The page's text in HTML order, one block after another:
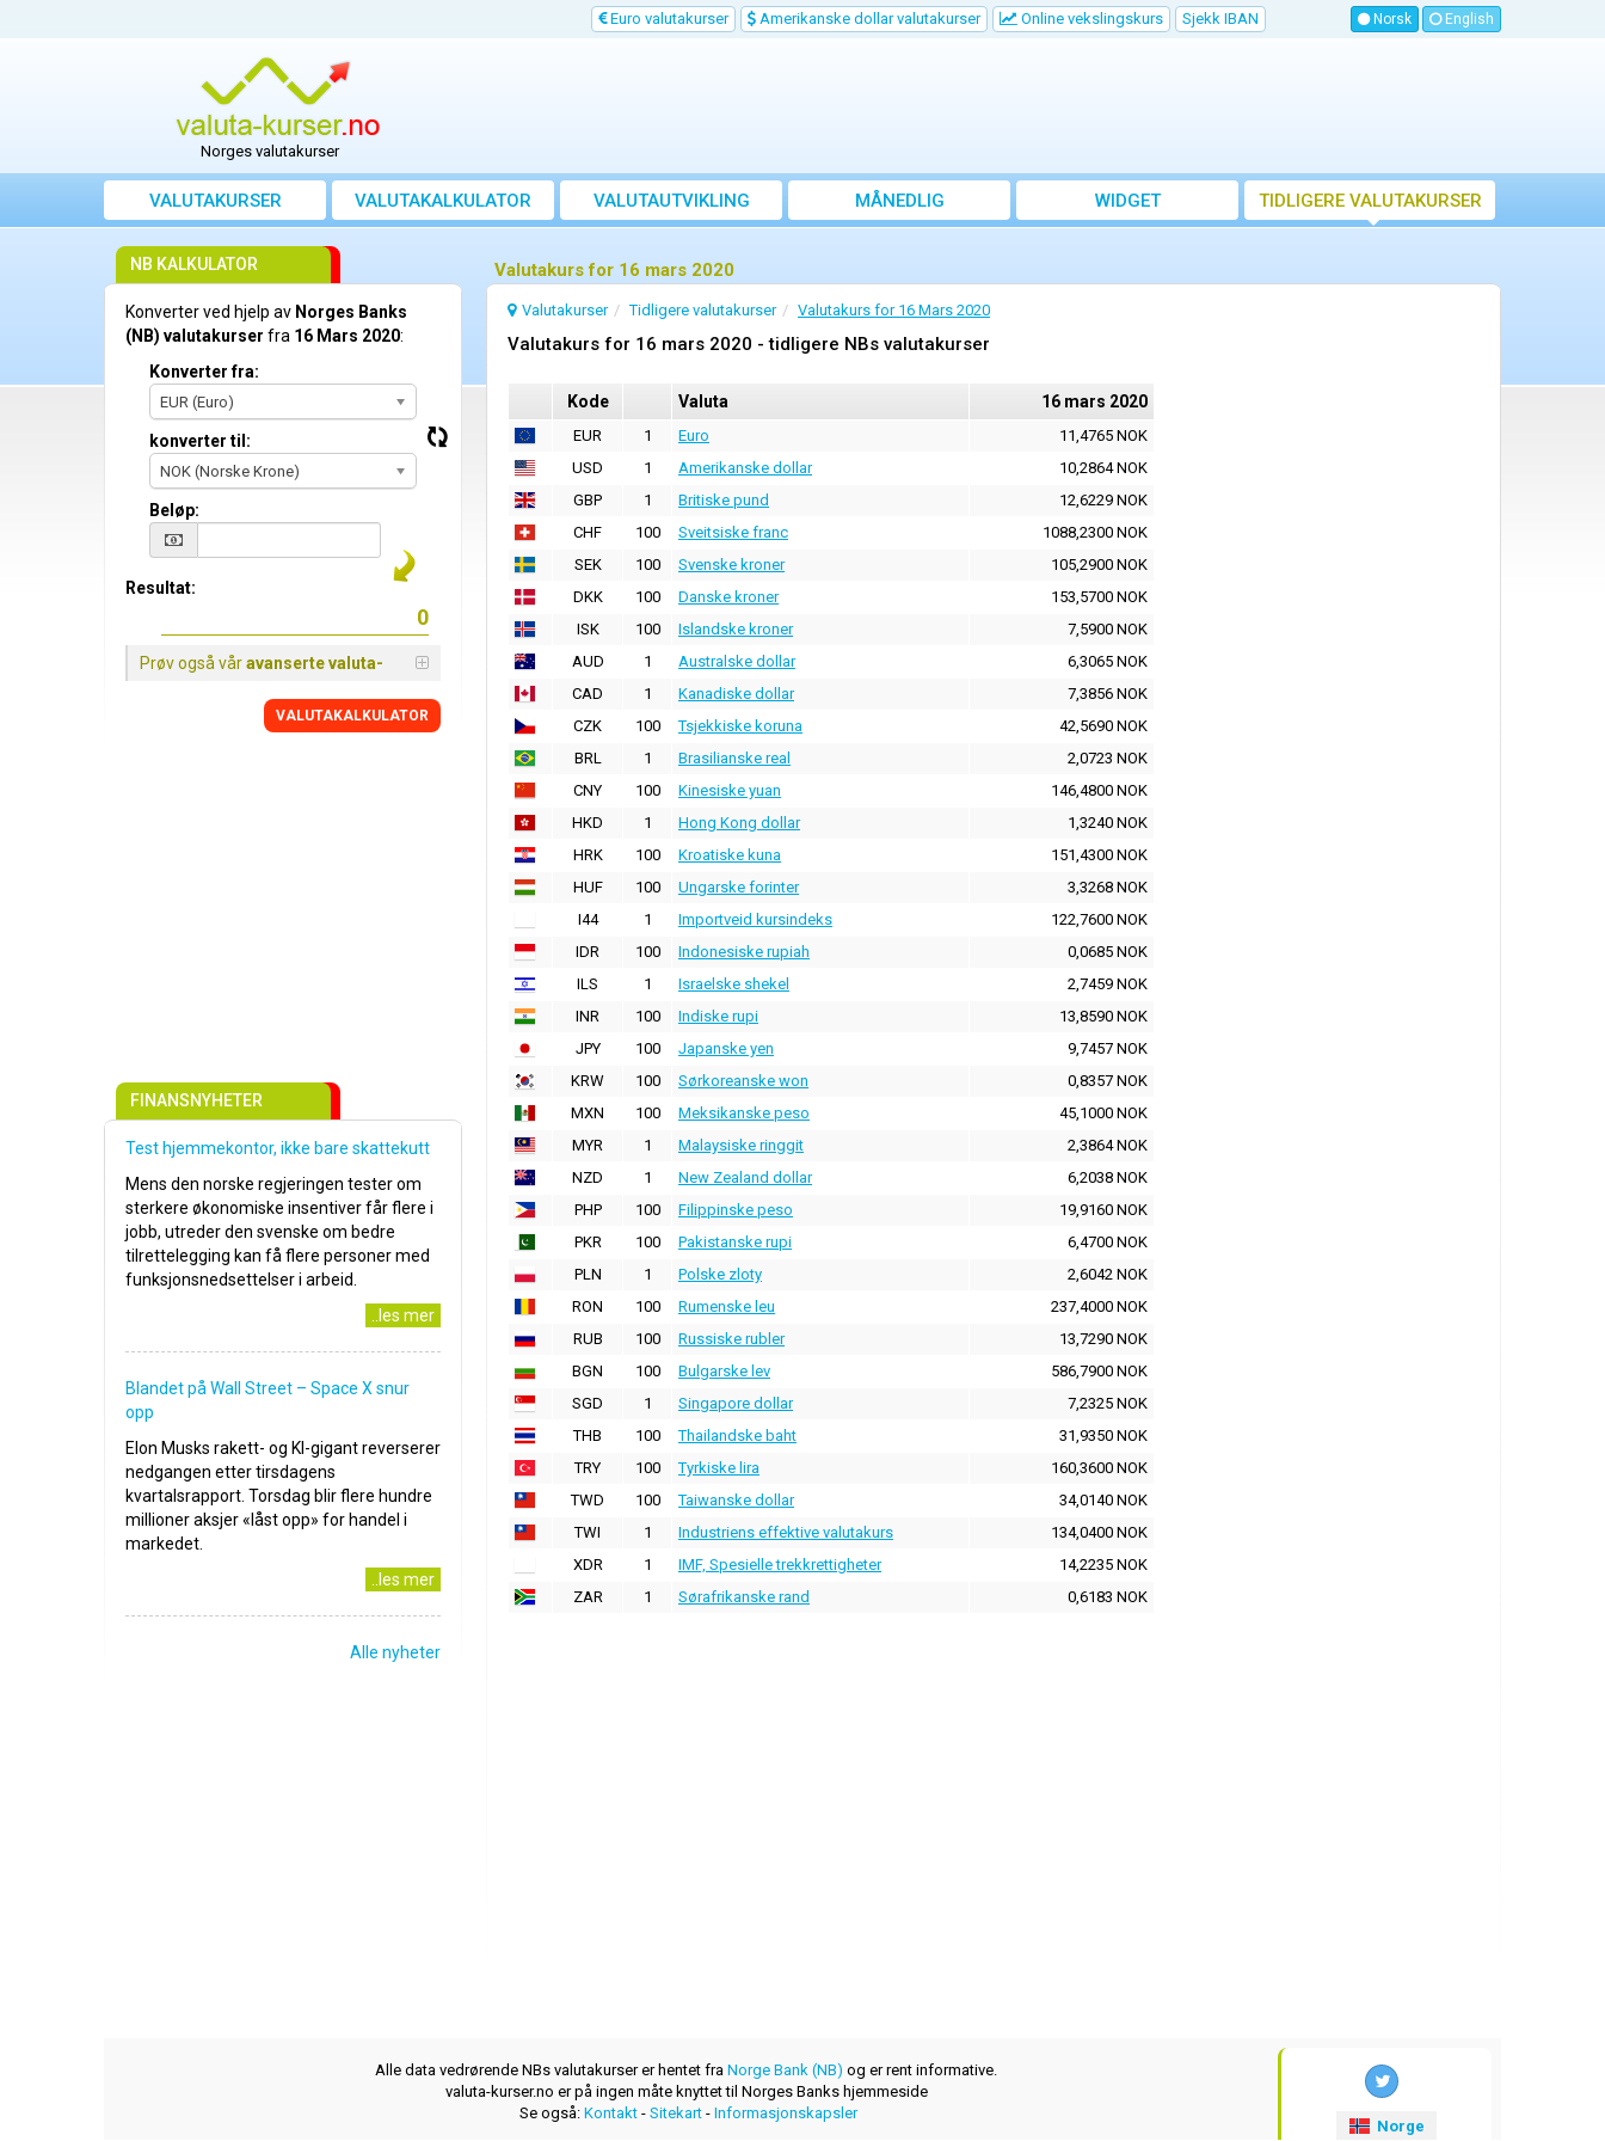
Euro valutakurser Amerikanske dollar valutakurser Online vekslingskurs Sjekk IBAN Norsk English
Norges valutakurser
VALUTAKURSER VALUTAKALKULATOR VALUTAUTVIKLING
MÅNEDLIG
GJENNOMSNITTSKURS
WIDGET TIDLIGERE VALUTAKURSER
Valutakurs for 16 mars 2020
Valutakurser Tidligere valutakurser Valutakurs for 16 Mars 2020
Valutakurs for 16 mars 2020 - tidligere NBs valutakurser
Kode Valuta 16 mars 2020
EUR 1 Euro
11,4765 NOK
USD
1 Amerikanske dollar
10,2864 NOK
GBP
1 Britiske pund
12,6229 NOK
CHF
100 Sveitsiske franc
1088,2300 NOK
SEK
100 Svenske kroner
105,2900 NOK
DKK
100 Danske kroner
153,5700 NOK
ISK
100 Islandske kroner
7,5900 NOK
AUD
1 Australske dollar
6,3065 NOK
CAD
1 Kanadiske dollar
7,3856 NOK
CZK
100 Tsjekkiske koruna
42,5690 NOK
BRL
1 Brasilianske real
2,0723 NOK
CNY
100 Kinesiske yuan
146,4800 NOK
HKD
1 Hong Kong dollar
1,3240 NOK
HRK
100 Kroatiske kuna
151,4300 NOK
HUF
100 Ungarske forinter
3,3268 NOK
I44
1 Importveid kursindeks
122,7600 NOK
IDR
100 Indonesiske rupiah
0,0685 NOK
ILS
1 Israelske shekel
2,7459 NOK
INR
100 Indiske rupi
13,8590 NOK
JPY
100 Japanske yen
9,7457 NOK
KRW
100 Sørkoreanske won
0,8357 NOK
MXN
100 Meksikanske peso
45,1000 NOK
MYR
1 Malaysiske ringgit
2,3864 NOK
NZD
1 New Zealand dollar
6,2038 NOK
PHP
100 Filippinske peso
19,9160 NOK
PKR
100 Pakistanske rupi
6,4700 NOK
PLN
1 Polske zloty
2,6042 NOK
RON
100 Rumenske leu
237,4000 NOK
RUB
100 Russiske rubler
13,7290 NOK
BGN
100 Bulgarske lev
586,7900 NOK
SGD
1 Singapore dollar
7,2325 NOK
THB
100 Thailandske baht
31,9350 NOK
TRY
100 Tyrkiske lira
160,3600 NOK
TWD
100 Taiwanske dollar
34,0140 NOK
TWI
1 Industriens effektive valutakurs
134,0400 NOK
XDR
1 IMF, Spesielle trekkrettigheter
14,2235 NOK
ZAR
1 Sørafrikanske rand 0,6183 NOK
NB KALKULATOR
Konverter ved hjelp av Norges Banks
(NB) valutakurser fra 16 Mars 2020:
Konverter fra:
EUR (Euro)
konverter til:
NOK (Norske Krone)
Beløp:
Resultat:
Prøv også våravanserte valuta-
VALUTAKALKULATOR
FINANSNYHETER
Test hjemmekontor, ikke bare skattekutt
Mens den norske regjeringen tester om
sterkere økonomiske insentiver får flere i
jobb, utreder den svenske om bedre
tilrettelegging kan få flere personer med
funksjonsnedsettelser i arbeid.
..les mer
Blandet på Wall Street – Space X snur
opp
Elon Musks rakett- og KI-gigant reverserer
nedgangen etter tirsdagens
kvartalsrapport. Torsdag blir flere hundre
millioner aksjer «låst opp» for handel i
markedet.
..les mer
Alle nyheter
Alle data vedrørende NBs valutakurser er hentet fra Norge Bank (NB) og er rent informative.
valuta-kurser.no er på ingen måte knyttet til Norges Banks hjemmeside
Se også: Kontakt- Sitekart- Informasjonskapsler
Norge